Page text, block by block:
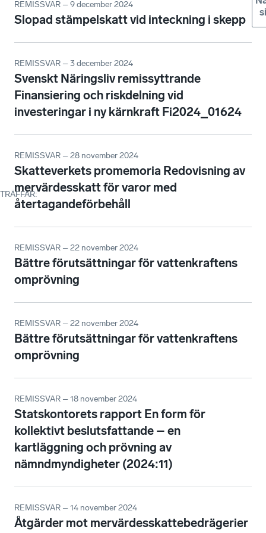
TRÄFFAR:
REMISSVAR – 9 december 2024
Slopad stämpelskatt vid inteckning i skepp
REMISSVAR – 3 december 2024
Svenskt Näringsliv remissyttrande
Finansiering och riskdelning vid
investeringar i ny kärnkraft Fi2024_01624
REMISSVAR – 28 november 2024
Skatteverkets promemoria Redovisning av
mervärdesskatt för varor med
återtagandeförbehåll
REMISSVAR – 22 november 2024
Bättre förutsättningar för vattenkraftens
omprövning
REMISSVAR – 22 november 2024
Bättre förutsättningar för vattenkraftens
omprövning
REMISSVAR – 18 november 2024
Statskontorets rapport En form för
kollektivt beslutsfattande – en
kartläggning och prövning av
nämndmyndigheter (2024:11)
REMISSVAR – 14 november 2024
Åtgärder mot mervärdesskattebedrägerier